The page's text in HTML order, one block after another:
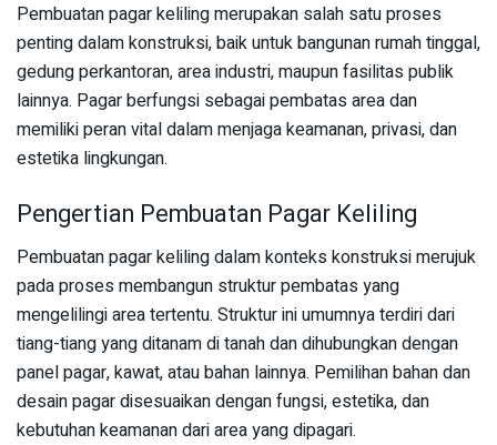
Pembuatan pagar keliling merupakan salah satu proses
penting dalam konstruksi, baik untuk bangunan rumah tinggal,
gedung perkantoran, area industri, maupun fasilitas publik
lainnya. Pagar berfungsi sebagai pembatas area dan
memiliki peran vital dalam menjaga keamanan, privasi, dan
estetika lingkungan.
Pengertian Pembuatan Pagar Keliling
Pembuatan pagar keliling dalam konteks konstruksi merujuk
pada proses membangun struktur pembatas yang
mengelilingi area tertentu. Struktur ini umumnya terdiri dari
tiang-tiang yang ditanam di tanah dan dihubungkan dengan
panel pagar, kawat, atau bahan lainnya. Pemilihan bahan dan
desain pagar disesuaikan dengan fungsi, estetika, dan
kebutuhan keamanan dari area yang dipagari.